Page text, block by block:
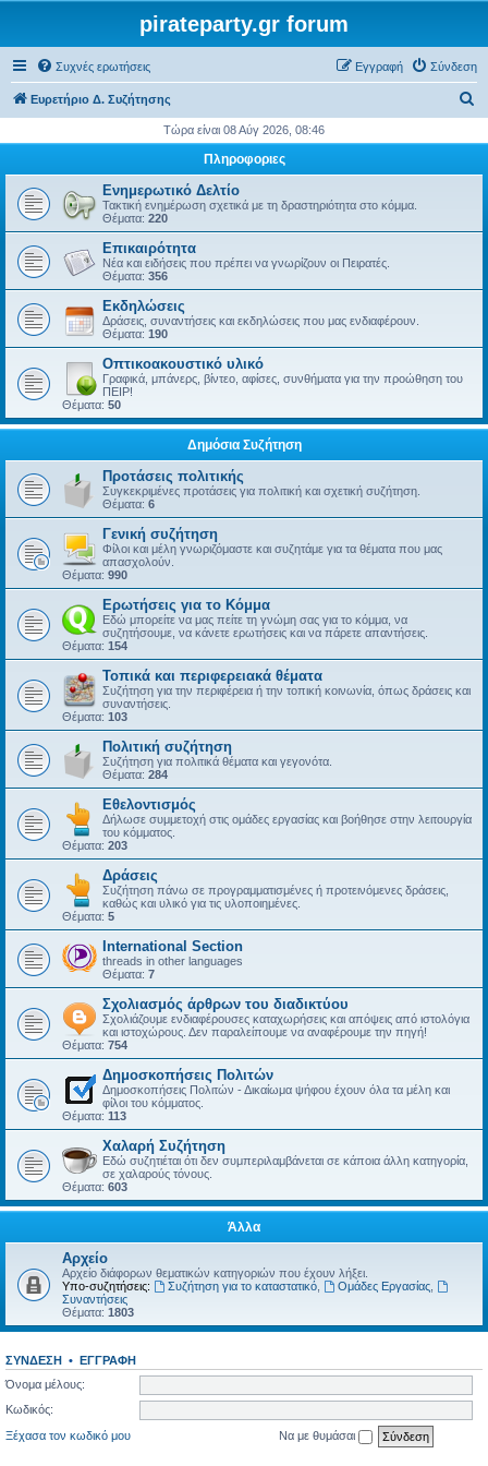
pirateparty.gr forum
Συχνές ερωτήσεις Σύνδεση
Εγγραφή
Ευρετήριο Δ. Συζήτησης
ζ
τ
Τώρα είναι 08 Αύγ 2026, 08:46
Πληροφοριες
Ενημερωτικό Δελτίο
Τακτική ενημέρωση σχετικά με τη δραστηριότητα στο κόμμα.
Θέματα: 220
Επικαιρότητα
Νέα και ειδήσεις που πρέπει να γνωρίζουν οι Πειρατές.
Θέματα: 356
Εκδηλώσεις
Δράσεις, συναντήσεις και εκδηλώσεις που μας ενδιαφέρουν.
Θέματα: 190
Οπτικοακουστικό υλικό
Γραφικά, μπάνερς, βίντεο, αφίσες, συνθήματα για την προώθηση του
ΠΕΙΡ!
Θέματα: 50
Δημόσια Συζήτηση
Προτάσεις πολιτικής
Συγκεκριμένες προτάσεις για πολιτική και σχετική συζήτηση.
Θέματα: 6
Γενική συζήτηση
Φίλοι και μέλη γνωριζόμαστε και συζητάμε για τα θέματα που μας
απασχολούν.
Θέματα: 990
Ερωτήσεις για το Κόμμα
Εδώ μπορείτε να μας πείτε τη γνώμη σας για το κόμμα, να
συζητήσουμε, να κάνετε ερωτήσεις και να πάρετε απαντήσεις.
Θέματα: 154
Τοπικά και περιφερειακά θέματα
Συζήτηση για την περιφέρεια ή την τοπική κοινωνία, όπως δράσεις και
συναντήσεις.
Θέματα: 103
Πολιτική συζήτηση
Συζήτηση για πολιτικά θέματα και γεγονότα.
Θέματα: 284
Εθελοντισμός
Δήλωσε συμμετοχή στις ομάδες εργασίας και βοήθησε στην λειτουργία
του κόμματος.
Θέματα: 203
Δράσεις
Συζήτηση πάνω σε προγραμματισμένες ή προτεινόμενες δράσεις,
καθώς και υλικό για τις υλοποιημένες.
Θέματα: 5
International Section
threads in other languages
Θέματα: 7
Σχολιασμός άρθρων του διαδικτύου
Σχολιάζουμε ενδιαφέρουσες καταχωρήσεις και απόψεις από ιστολόγια
και ιστοχώρους. Δεν παραλείπουμε να αναφέρουμε την πηγή!
Θέματα: 754
Δημοσκοπήσεις Πολιτών
Δημοσκοπήσεις Πολιτών - Δικαίωμα ψήφου έχουν όλα τα μέλη και
φίλοι του κόμματος.
Θέματα: 113
Χαλαρή Συζήτηση
Εδώ συζητιέται ότι δεν συμπεριλαμβάνεται σε κάποια άλλη κατηγορία,
σε χαλαρούς τόνους.
Θέματα: 603
Άλλα
Αρχείο
Αρχείο διάφορων θεματικών κατηγοριών που έχουν λήξει.
Υπο-συζητήσεις:
Συζήτηση για το καταστατικό, Ομάδες Εργασίας,
Συναντήσεις
Θέματα: 1803
ΣΎΝΔΕΣΗ • ΕΓΓΡΑΦΉ
Όνομα μέλους:
Κωδικός:
Ξέχασα τον κωδικό μου
Να με θυμάσαι